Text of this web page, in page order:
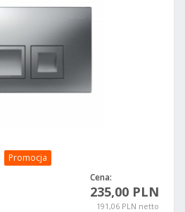
Promocja
Cena:
235,00 PLN
191,06 PLN netto